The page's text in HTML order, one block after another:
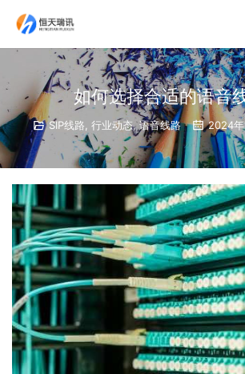
如何选择合适的语音
SIP线路 行业动态,语音线路 2024年